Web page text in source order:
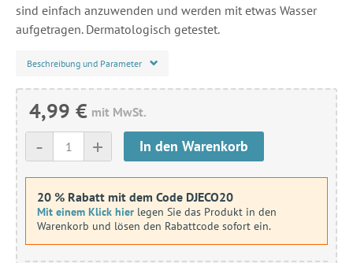
sind einfach anzuwenden und werden mit etwas Wasser
aufgetragen. Dermatologisch getestet.
Beschreibung und Parameter
4,99 € mit MwSt.
+
- In den Warenkorb
20 % Rabatt mit dem Code DJECO20
Mit einem Klick hier legen Sie das Produkt in den
Warenkorb und lösen den Rabattcode sofort ein.